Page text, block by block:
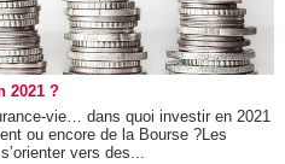
2021 ?
vie… dans quoi investir en 2021
ou encore de la Bourse ?Les
vers des...